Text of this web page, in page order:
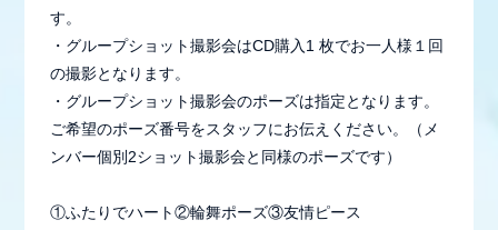
す。
・グループショット撮影会はCD購入1 枚でお一人様１回
の撮影となります。
・グループショット撮影会のポーズは指定となります。
ご希望のポーズ番号をスタッフにお伝えください。（メ
ンバー個別2ショット撮影会と同様のポーズです）
①ふたりでハート②輪舞ポーズ③友情ピース